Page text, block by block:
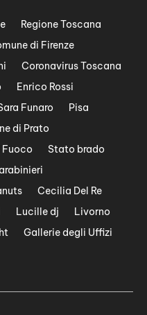
Regione Toscana
di Firenze
Coronavirus Toscana
Enrico Rossi
Funaro
Pisa
di Prato
Stato brado
Cecilia Del Re
Lucille dj
Livorno
Gallerie degli Uffizi